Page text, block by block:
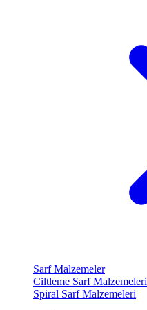
Sarf Malzemeler
Ciltleme Sarf Malzemeleri
Spiral Sarf Malzemeleri